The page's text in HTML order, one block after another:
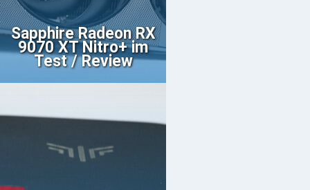
Sapphire Radeon RX
9070 XT Nitro+ im
Test / Review